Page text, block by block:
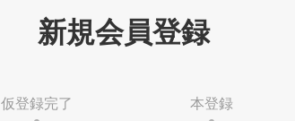
新規会員登録
仮登録完了 本登録